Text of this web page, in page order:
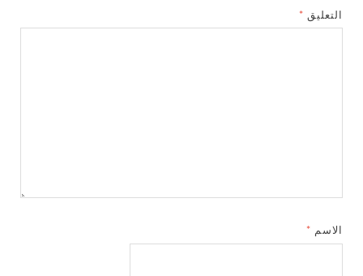
التعليق *
الاسم *